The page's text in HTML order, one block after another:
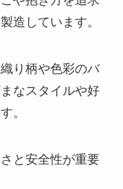
造しています。
り柄や色彩のバ
なスタイルや好
。
と安全性が重要